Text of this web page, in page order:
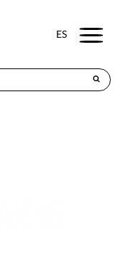
ES Menu